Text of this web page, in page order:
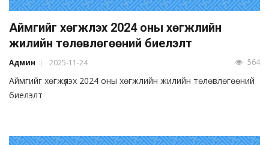
Аймгийг хөгжүүлэх 2024 оны хөгжлийн
жилийн төлөвлөгөөний биелэлт
Админ 2025-11-24 564
Аймгийг хөгжүүлэх 2024 оны хөгжлийн жилийн төлөвлөгөөний
биелэлт